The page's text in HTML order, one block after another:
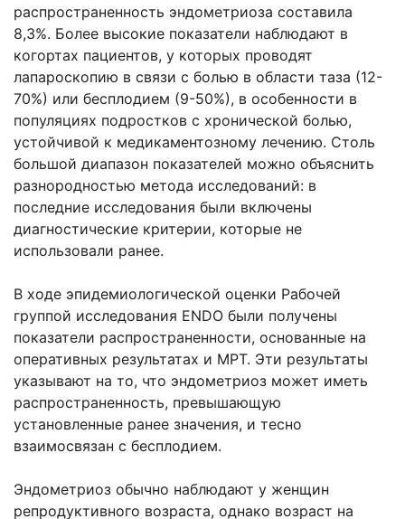
распространенность эндометриоза составила
8,3%. Более высокие показатели наблюдают в
когортах пациентов, у которых проводят
лапароскопию в связи с болью в области таза (12-
70%) или бесплодием (9-50%), в особенности в
популяциях подростков с хронической болью,
устойчивой к медикаментозному лечению. Столь
большой диапазон показателей можно объяснить
разнородностью метода исследований: в
последние исследования были включены
диагностические критерии, которые не
использовали ранее.
В ходе эпидемиологической оценки Рабочей
группой исследования ENDO были получены
показатели распространенности, основанные на
оперативных результатах и МРТ. Эти результаты
указывают на то, что эндометриоз может иметь
распространенность, превышающую
установленные ранее значения, и тесно
взаимосвязан с бесплодием.
Эндометриоз обычно наблюдают у женщин
репродуктивного возраста, однако возраст на